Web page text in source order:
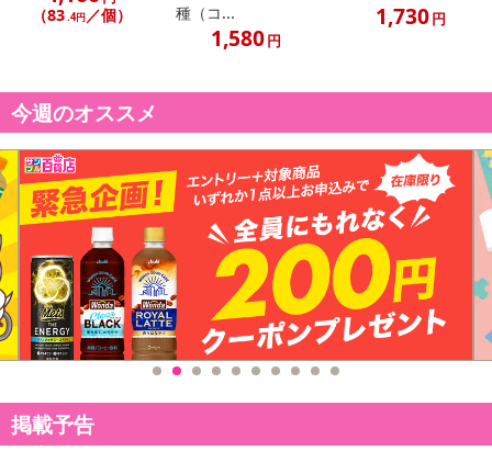
（83.4円／個）
種（コ...
1,580円
1,730円
今週のオススメ
掲載予告